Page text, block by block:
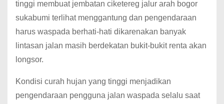
tinggi membuat jembatan ciketereg jalur arah bogor
sukabumi terlihat menggantung dan pengendaraan
harus waspada berhati-hati dikarenakan banyak
lintasan jalan masih berdekatan bukit-bukit renta akan
longsor.
Kondisi curah hujan yang tinggi menjadikan
pengendaraan pengguna jalan waspada selalu saat